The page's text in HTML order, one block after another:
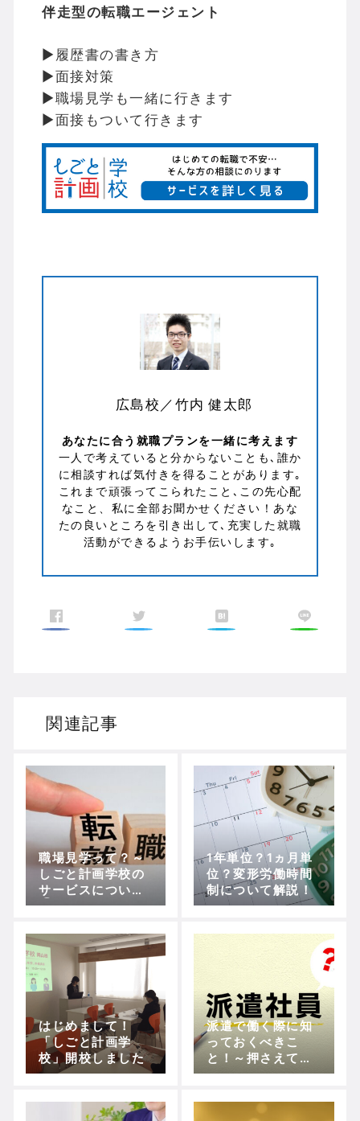
伴走型の転職エージェント
▶履歴書の書き方
▶面接対策
▶職場見学も一緒に行きます
▶面接もついて行きます
広島校／竹内 健太郎
あなたに合う就職プランを一緒に考えます
一人で考えていると分からないことも､誰か
に相談すれば気付きを得ることがあります｡
これまで頑張ってこられたこと､この先心配
なこと、私に全部お聞かせください！あな
たの良いところを引き出して､充実した就職
活動ができるようお手伝いします｡
関連記事
職場見学って？～
しごと計画学校の
サービスについて
①～
1年単位？1ヵ月単
位？変形労働時間
制について解説！
はじめまして！
「しごと計画学
校」開校しました
派遣で働く際に知
っておくべきこ
と！～押さえてお
きたい豆知識～